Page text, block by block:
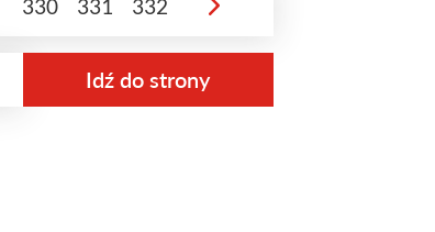
330 331 332